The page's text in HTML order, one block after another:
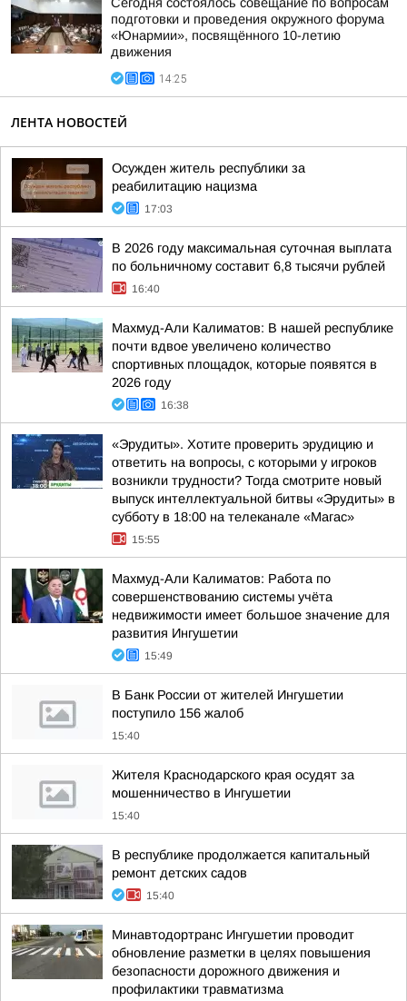
подготовки и проведения окружного форума
«Юнармии», посвящённого 10-летию
движения
14:25
ЛЕНТА НОВОСТЕЙ
Осужден житель республики за
реабилитацию нацизма
17:03
В 2026 году максимальная суточная выплата
по больничному составит 6,8 тысячи рублей
16:40
Махмуд-Али Калиматов: В нашей республике
почти вдвое увеличено количество
спортивных площадок, которые появятся в
2026 году
16:38
«Эрудиты». Хотите проверить эрудицию и
ответить на вопросы, с которыми у игроков
возникли трудности? Тогда смотрите новый
выпуск интеллектуальной битвы «Эрудиты» в
субботу в 18:00 на телеканале «Магас»
15:55
Махмуд-Али Калиматов: Работа по
совершенствованию системы учёта
недвижимости имеет большое значение для
развития Ингушетии
15:49
В Банк России от жителей Ингушетии
поступило 156 жалоб
15:40
Жителя Краснодарского края осудят за
мошенничество в Ингушетии
15:40
В республике продолжается капитальный
ремонт детских садов
15:40
Минавтодортранс Ингушетии проводит
обновление разметки в целях повышения
безопасности дорожного движения и
профилактики травматизма